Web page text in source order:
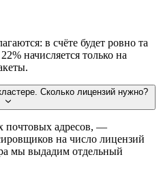
в счёте будет ровно та
начисляется только на
Сколько лицензий нужно?
почтовых адресов, —
на число лицензий
мы выдадим отдельный